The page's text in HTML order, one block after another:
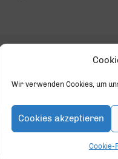
Wir verwenden Cookies, um
Cookies akzeptieren
Cookie-
sehen.